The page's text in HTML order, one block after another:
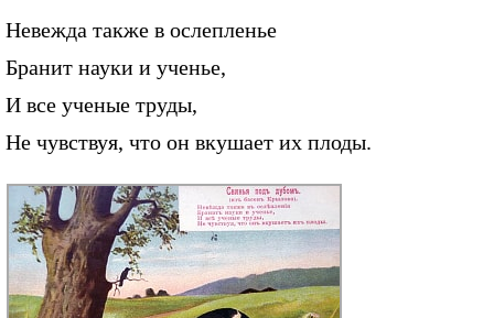
Невежда также в ослепленье
Бранит науки и ученье,
И все ученые труды,
Не чувствуя, что он вкушает их плоды.